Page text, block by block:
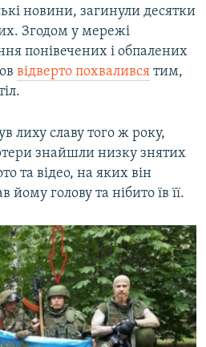
новини, загинули десятки
Згодом у мережі
понівечених і обпалених
відверто похвалився тим,
лиху славу того ж року,
знайшли низку знятих
та відео, на яких він
йому голову та нібито їв її.